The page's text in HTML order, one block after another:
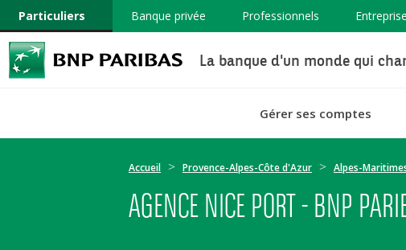
Particuliers Banque privée Professionnels
La banque d'un monde qui
Gérer ses comptes
Accueil Provence-Alpes-Côte d'Azur Alpes-
AGENCE NICE PORT - BNP